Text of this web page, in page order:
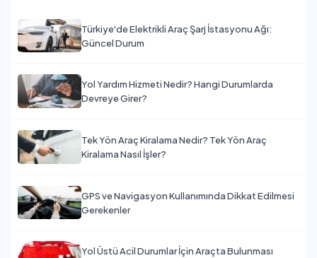
Türkiye'de Elektrikli Araç Şarj İstasyonu Ağı:
Güncel Durum
Yol Yardım Hizmeti Nedir? Hangi Durumlarda
Devreye Girer?
Tek Yön Araç Kiralama Nedir? Tek Yön Araç
Kiralama Nasıl İşler?
GPS ve Navigasyon Kullanımında Dikkat Edilmesi
Gerekenler
Yol Üstü Acil Durumlar İçin Araçta Bulunması